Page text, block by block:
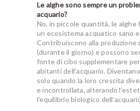
Le alghe sono sempre un
acquario?
No, in piccole quantità, le alghe
un ecosistema acquatico sano
Contribuiscono alla produzione
(durante il giorno) e possono
fonte di cibo supplementare
abitanti dell’acquario.
solo quando la loro crescita
e incontrollata, alterando
l’equilibrio biologico